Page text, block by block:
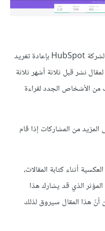
قام Brian Halligan المدير التنفيذي لشركة HubSpot بإعادة تغريد
نشر قبل ثلاثة أشهر ثلاثة
من الأشخاص الجدد لقراءة
من المشاركات إذا قام
أثناء كتابة المقالات،
الذي قد يشارك هذا
هذا المقال سيروق لذلك